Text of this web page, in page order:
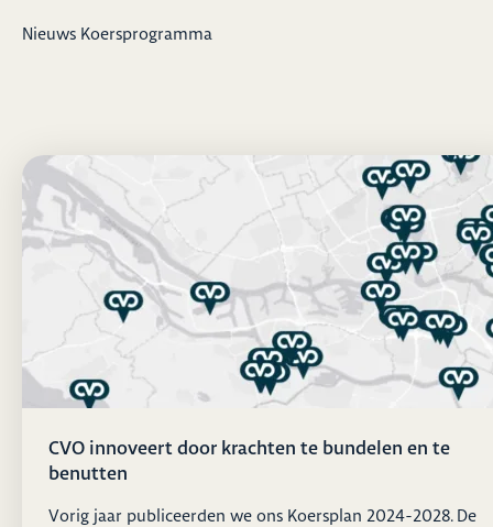
Nieuws Koersprogramma
CVO innoveert door krachten te bundelen en te
benutten
Vorig jaar publiceerden we ons Koersplan 2024-2028. De